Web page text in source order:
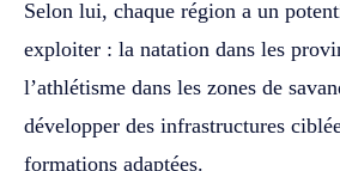
Selon lui, chaque région a un
exploiter : la natation dans les
l’athlétisme dans les zones de
développer des infrastructures
formations adaptées.